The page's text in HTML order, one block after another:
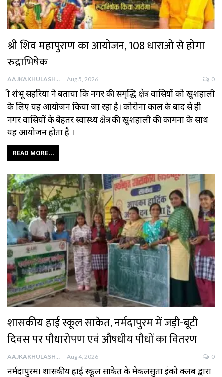
श्री शिव महापुराण का आयोजन, 108 धाराओ से होगा
रुद्राभिषेक
AAJKAKHULASHA Aug 5, 2026 0
श्री शंभू सहरिया ने बताया कि नगर की समृद्धि क्षेत्र वासियों को खुशहाली
के लिए यह आयोजन किया जा रहा है। कोरोना काल के बाद से ही
नगर वासियों के बेहतर स्वास्थ्य क्षेत्र की खुशहाली की कामना के साथ
यह आयोजन होता है ।
READ MORE...
शासकीय हाई स्कूल साकेत, नर्मदापुरम में जड़ी-बूटी
दिवस पर पौधारोपण एवं औषधीय पौधों का वितरण
AAJKAKHULASHA Aug 4, 2026 0
नर्मदापुरम। शासकीय हाई स्कूल साकेत के मेकलसुता ईको क्लब द्वारा